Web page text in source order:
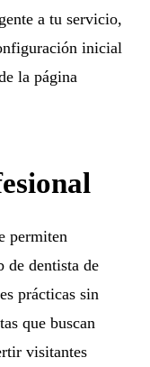
a tu servicio,
inicial
la página
permiten
de dentista de
prácticas sin
que buscan
visitantes